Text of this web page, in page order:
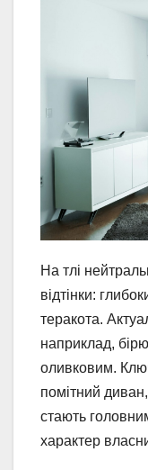
На тлі
відтінки:
теракота.
наприклад,
оливковим.
помітний
стають
характер